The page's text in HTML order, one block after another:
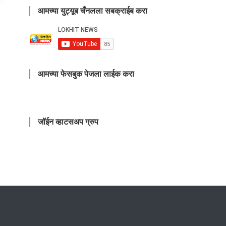
आमच्या युट्यूब चँनलला सबक्राईब करा
आमच्या फेसबुक पेजला लाईक करा
जॉईन व्हाटसअप ग्रुप